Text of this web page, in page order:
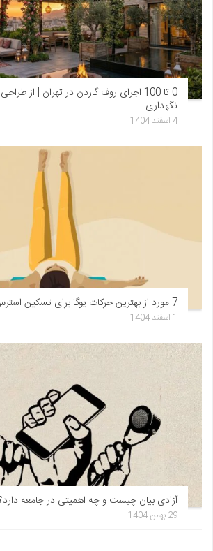
0 تا 100 اجرای روف گاردن در تهران | از
نگهداری
4 اسفند 1404
7 مورد از بهترین حرکات یوگا برای تسکین استرس
1 اسفند 1404
آزادی بیان چیست و چه اهمیتی در جامعه
29 بهمن 1404